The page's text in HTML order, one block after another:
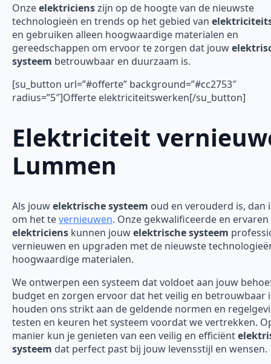
Onzeelektricienszijn op de hoogte van de nieuwste
technologieën en trends op het gebied van
en gebruiken alleen hoogwaardige materialen en
gereedschappen om ervoor te zorgen dat jouw
systeem betrouwbaar en duurzaam is.
[su_button url=”#offerte” background=”#cc2753″
radius=”5″]Offerte elektriciteitswerken[/su_button]
Elektriciteit
Lummen
Als jouwelektrische systeem oud en verouderd is, dan
om het tevernieuwen. Onze gekwalificeerde en ervaren
elektriciens kunnen jouwelektrische systeem
vernieuwen en upgraden met de nieuwste
hoogwaardige materialen.
We ontwerpen een systeem dat voldoet aan jouw
budget en zorgen ervoor dat het veilig en betrouwbaar
houden ons strikt aan de geldende normen en
testen en keuren het systeem voordat we vertrekken.
manier kun je genieten van een veilig en efficiënt
systeem dat perfect past bij jouw levensstijl en wensen.